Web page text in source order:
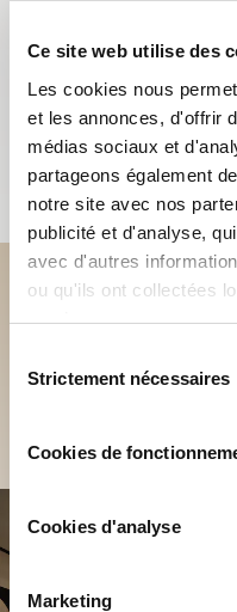
Ce site web utilise des
Les cookies nous
et les annonces, d'offrir
médias sociaux et
partageons également
notre site avec nos
publicité et d'analyse,
avec d'autres
ou qu'ils ont collectées
services.
duStrictement nécessaires
Cookies de
Cookies d'analyse
Marketing
en